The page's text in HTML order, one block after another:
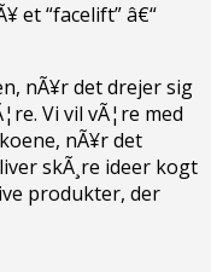
et “facelift” â€“
nÃ¥r det drejer sig
Vi vil vÃ¦re med
nÃ¥r det
skÃ¸re ideer kogt
produkter, der